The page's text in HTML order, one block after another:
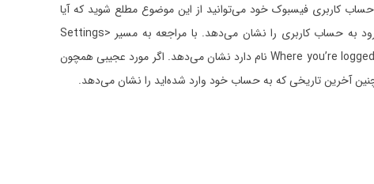
حساب کاربری فیسبوک خود می‌توانید از این موضوع مطلع شوید که آیا
فیسبوک اطلاعات مربوط به حساب شما را با شرکت‌های ثالث به‌اشتراک قرار داده است یا خیر. این داشبورد جزییات مربوط به مکان و تاریخ ورود به حساب کاربری را نشان می‌دهد. با مراجعه به مسیر Settings>
Security and login می‌توانید این موضوع را بررسی کنید. فیسبوک فهرستی از مکان‌ها و دستگاه‌هایی با نشست‌های فعال را در زیر زبانه‌ای که Where you’re logged in نام دارد نشان می‌دهد. اگر مورد عجیبی همچون
آخرین تاریخی که به حساب خود وارد شده‌اید را نشان می‌دهد.